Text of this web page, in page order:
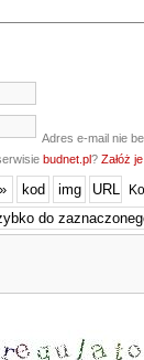
Adres e-mail nie
budnet.pl? Załóż je